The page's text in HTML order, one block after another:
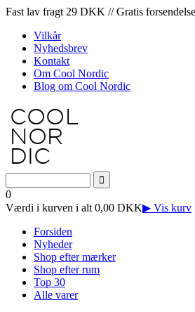
Fast lav fragt 29 DKK // Gratis
Vilkår
Nyhedsbrev
Kontakt
Om Cool Nordic
Blog om Cool Nordic
0
Værdi i kurven i alt 0,00 DKK▶ Vis kurv
Forsiden
Nyheder
Shop efter mærker
Shop efter rum
Top 30
Alle varer